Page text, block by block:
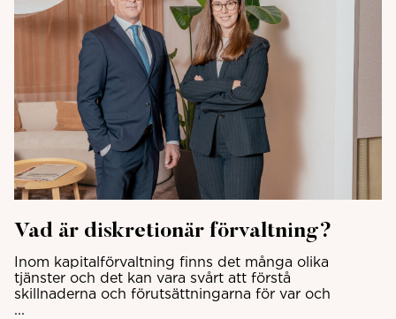
Vad är diskretionär förvaltning?
Inom kapitalförvaltning finns det många olika
tjänster och det kan vara svårt att förstå
skillnaderna och förutsättningarna för var och
...